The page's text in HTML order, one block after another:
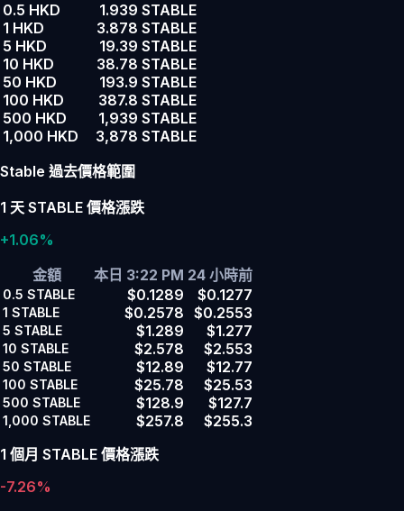
0.5 HKD
1.939 STABLE
1 HKD
3.878 STABLE
5 HKD
19.39 STABLE
10 HKD
38.78 STABLE
50 HKD
193.9 STABLE
100 HKD
387.8 STABLE
500 HKD
1,939 STABLE
1,000 HKD
3,878 STABLE
Stable 過去價格範圍
1 天 STABLE 價格漲跌
+1.06%
金額
本日 3:22 PM 24 小時前
0.5 STABLE $0.1289 $0.1277
1 STABLE $0.2578 $0.2553
5 STABLE $1.289 $1.277
10 STABLE $2.578 $2.553
50 STABLE $12.89 $12.77
100 STABLE $25.78 $25.53
500 STABLE $128.9 $127.7
1,000 STABLE $257.8
$255.3
1 個月 STABLE 價格漲跌
-7.26%